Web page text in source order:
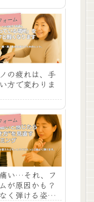
ォーム
の疲れは、手
方で変わりま
ォーム
い…それ、フ
が原因かも？
く弾ける姿勢